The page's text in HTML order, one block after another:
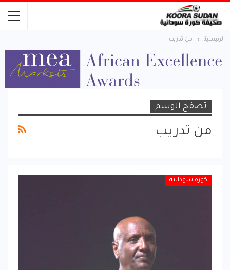
الرئيسية من تدريب
تصفح الوسم
من تدريب
كورة سودانية